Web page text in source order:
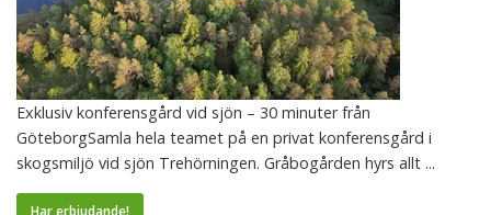
Exklusiv konferensgård vid sjön – 30 minuter från
GöteborgSamla hela teamet på en privat konferensgård i
skogsmiljö vid sjön Trehörningen. Gråbogården hyrs allt ...
Har erbjudande!